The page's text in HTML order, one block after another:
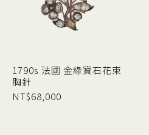
1790s 法國 金綠寶石花束
胸針
NT$68,000